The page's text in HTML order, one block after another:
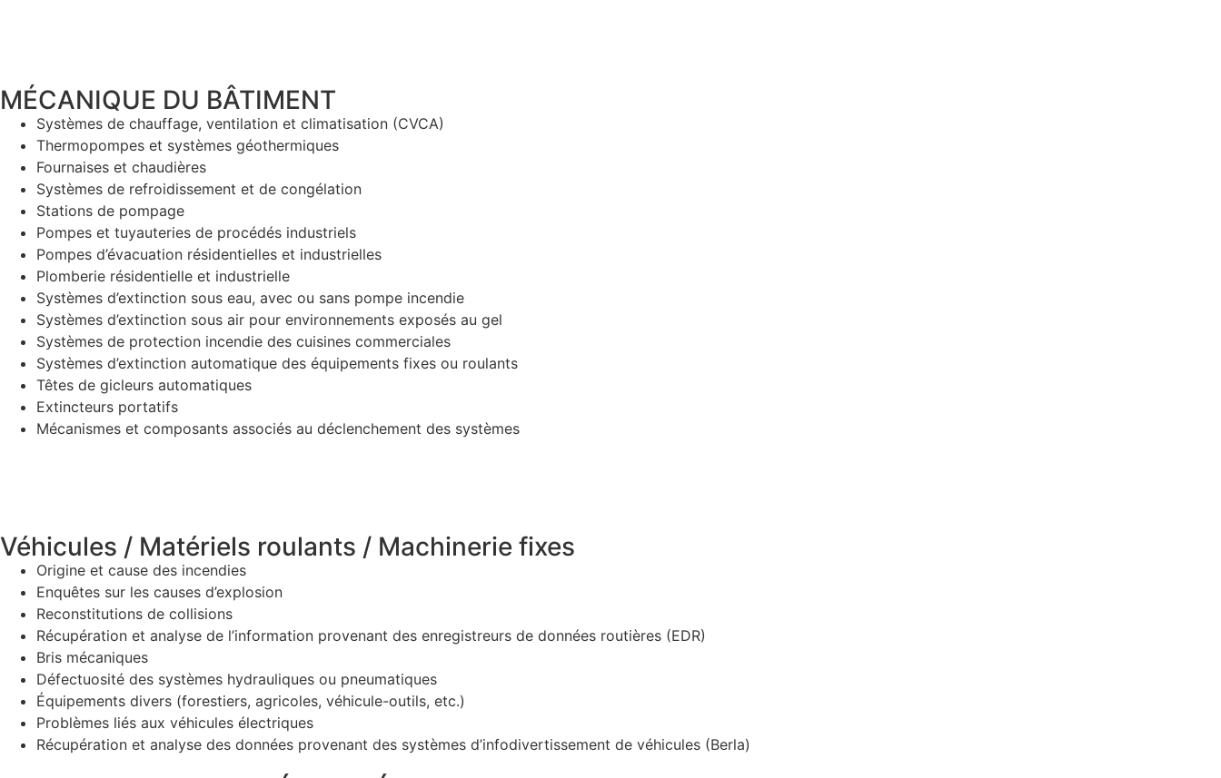
MÉCANIQUE DU BÂTIMENT
Systèmes de chauffage, ventilation et climatisation (CVCA)
Thermopompes et systèmes géothermiques
Fournaises et chaudières
Systèmes de refroidissement et de congélation
Stations de pompage
Pompes et tuyauteries de procédés industriels
Pompes d’évacuation résidentielles et industrielles
Plomberie résidentielle et industrielle
Systèmes d’extinction sous eau, avec ou sans pompe incendie
Systèmes d’extinction sous air pour environnements exposés au gel
Systèmes de protection incendie des cuisines commerciales
Systèmes d’extinction automatique des équipements fixes ou roulants
Têtes de gicleurs automatiques
Extincteurs portatifs
Mécanismes et composants associés au déclenchement des systèmes
Véhicules / Matériels roulants / Machinerie fixes
Origine et cause des incendies
Enquêtes sur les causes d’explosion
Reconstitutions de collisions
Récupération et analyse de l’information provenant des enregistreurs de données routières (EDR)
Bris mécaniques
Défectuosité des systèmes hydrauliques ou pneumatiques
Équipements divers (forestiers, agricoles, véhicule-outils, etc.)
Problèmes liés aux véhicules électriques
Récupération et analyse des données provenant des systèmes d’infodivertissement de véhicules (Berla)